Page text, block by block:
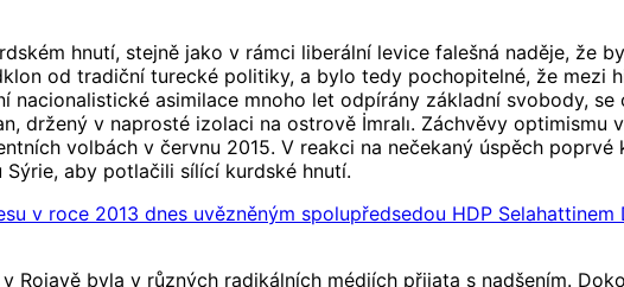
hnutí, stejně jako v rámci liberální levice falešná naděje, že
od tradiční turecké politiky, a bylo tedy pochopitelné, že mezi
asimilace mnoho let odpírány základní svobody,
držený v naprosté izolaci na ostrově İmralı. Záchvěvy optimismu
volbách v červnu 2015. V reakci na nečekaný úspěch
aby potlačili sílící kurdské hnutí.
v roce 2013 dnes uvězněným spolupředsedou HDP
Rojavě byla v různých radikálních médiích přijata s nadšením.